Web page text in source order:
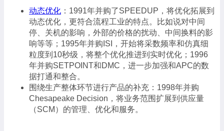
动态优化 ：1991年并购了SPEEDUP，将优化拓展到
动态优化，更符合流程工业的特点。比如说对中间
停、关机的影响，外部的价格的扰动、中间换料的影
响等等；1995年并购ISI，开始将采数频率和仿真细
粒度到10秒级，将整个优化推进到实时优化；1996
年并购SETPOINT和DMC，进一步加强和APC的数
据打通和整合。
围绕生产整体环节进行产品的补充：1998年并购
Chesapeake Decision，将业务范围扩展到供应量
（SCM）的管理、优化和服务。